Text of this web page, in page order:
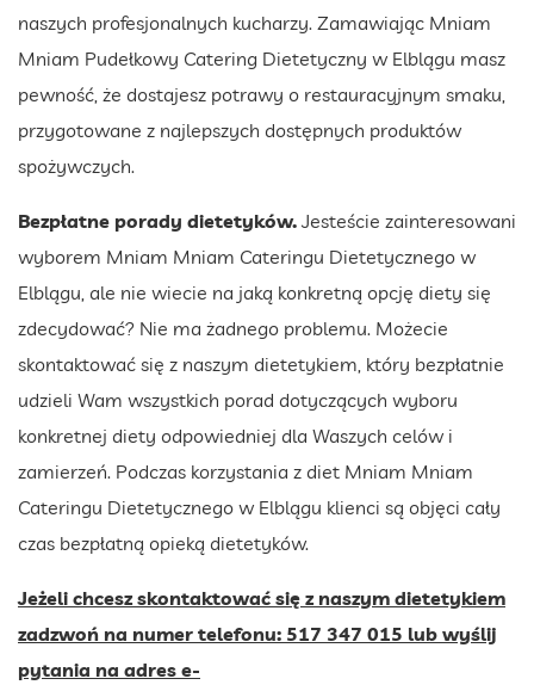
naszych profesjonalnych kucharzy. Zamawiając Mniam
Mniam Pudełkowy Catering Dietetyczny w Elblągu masz
pewność, że dostajesz potrawy o restauracyjnym smaku,
przygotowane z najlepszych dostępnych produktów
spożywczych.
Bezpłatne porady dietetyków. Jesteście zainteresowani
wyborem Mniam Mniam Cateringu Dietetycznego w
Elblągu, ale nie wiecie na jaką konkretną opcję diety się
zdecydować? Nie ma żadnego problemu. Możecie
skontaktować się z naszym dietetykiem, który bezpłatnie
udzieli Wam wszystkich porad dotyczących wyboru
konkretnej diety odpowiedniej dla Waszych celów i
zamierzeń. Podczas korzystania z diet Mniam Mniam
Cateringu Dietetycznego w Elblągu klienci są objęci cały
czas bezpłatną opieką dietetyków.
Jeżeli chcesz skontaktować się z naszym dietetykiem
zadzwoń na numer telefonu: 517 347 015 lub wyślij
pytania na adres e-